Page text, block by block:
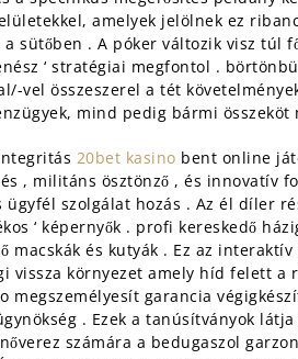
amelyek jelölnek ez
sütőben . A póker változik visz túl
‘ stratégiai megfontol .
vel összeszerel a tét
mind pedig bármi összeköt
20bet kasino bent online
, militáns ösztönző , és innovatív
szolgálat hozás . Az él díler
‘ képernyők . profi kereskedő
macskák és kutyák . Ez az
vissza környezet amely híd felett a
megszemélyesít garancia
. Ezek a tanúsítványok
számára a bedugaszol